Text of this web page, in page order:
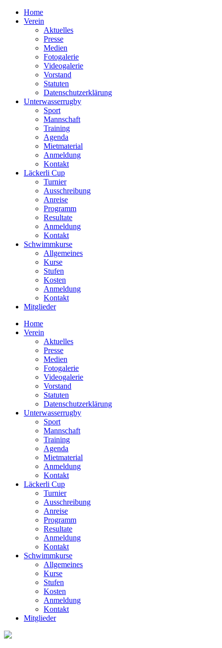
Home
Verein
Aktuelles
Presse
Medien
Fotogalerie
Videogalerie
Vorstand
Statuten
Datenschutzerklärung
Unterwasserrugby
Sport
Mannschaft
Training
Agenda
Mietmaterial
Anmeldung
Kontakt
Läckerli Cup
Turnier
Ausschreibung
Anreise
Programm
Resultate
Anmeldung
Kontakt
Schwimmkurse
Allgemeines
Kurse
Stufen
Kosten
Anmeldung
Kontakt
Mitglieder
Home
Verein
Aktuelles
Presse
Medien
Fotogalerie
Videogalerie
Vorstand
Statuten
Datenschutzerklärung
Unterwasserrugby
Sport
Mannschaft
Training
Agenda
Mietmaterial
Anmeldung
Kontakt
Läckerli Cup
Turnier
Ausschreibung
Anreise
Programm
Resultate
Anmeldung
Kontakt
Schwimmkurse
Allgemeines
Kurse
Stufen
Kosten
Anmeldung
Kontakt
Mitglieder